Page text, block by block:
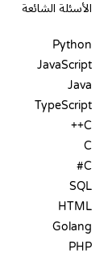
الأسئلة الشائعة
Python
JavaScript
Java
TypeScript
C++
C
C#
SQL
HTML
Golang
PHP